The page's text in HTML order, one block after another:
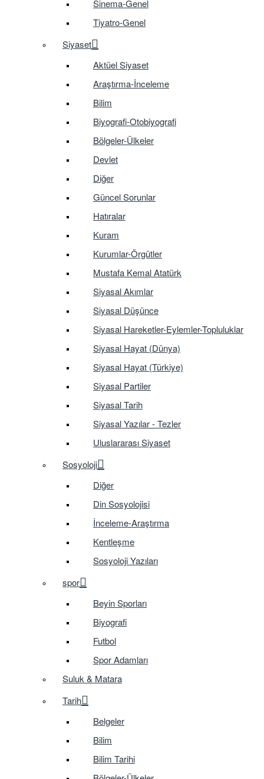
Sinema-Genel
Tiyatro-Genel
Siyaset
Aktüel Siyaset
Araştırma-İnceleme
Bilim
Biyografi-Otobiyografi
Bölgeler-Ülkeler
Devlet
Diğer
Güncel Sorunlar
Hatıralar
Kuram
Kurumlar-Örgütler
Mustafa Kemal Atatürk
Siyasal Akımlar
Siyasal Düşünce
Siyasal Hareketler-Eylemler-Topluluklar
Siyasal Hayat (Dünya)
Siyasal Hayat (Türkiye)
Siyasal Partiler
Siyasal Tarih
Siyasal Yazılar - Tezler
Uluslararası Siyaset
Sosyoloji
Diğer
Din Sosyolojisi
İnceleme-Araştırma
Kentleşme
Sosyoloji Yazıları
spor
Beyin Sporları
Biyografi
Futbol
Spor Adamları
Suluk & Matara
Tarih
Belgeler
Bilim
Bilim Tarihi